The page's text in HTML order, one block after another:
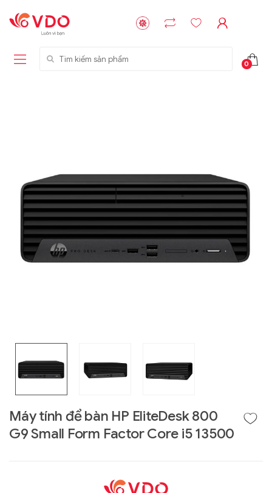
Tìm kiếm sản phẩm
0
Máy tính để bàn HP EliteDesk 800
G9 Small Form Factor Core i5 13500
AAP1)